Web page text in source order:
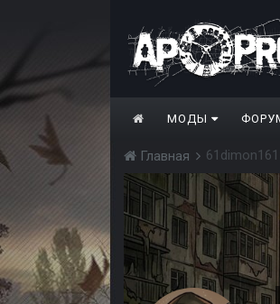
МОДЫ
Главная 61dimon161